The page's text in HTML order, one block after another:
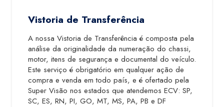
Vistoria de Transferência
A nossa Vistoria de Transferência é composta pela
análise da originalidade da numeração do chassi,
motor, itens de segurança e documental do veículo.
Este serviço é obrigatório em qualquer ação de
compra e venda em todo país, e é ofertado pela
Super Visão nos estados que atendemos ECV: SP,
SC, ES, RN, PI, GO, MT, MS, PA, PB e DF